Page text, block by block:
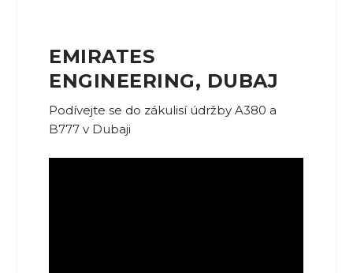
EMIRATES
ENGINEERING, DUBAJ
Podívejte se do zákulisí údržby A380 a
B777 v Dubaji